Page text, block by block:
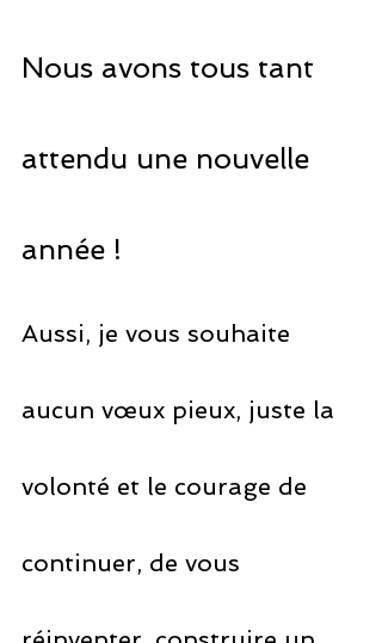
Nous avons tous tant
attendu une nouvelle
année !
Aussi, je vous souhaite
aucun vœux pieux, juste la
volonté et le courage de
continuer, de vous